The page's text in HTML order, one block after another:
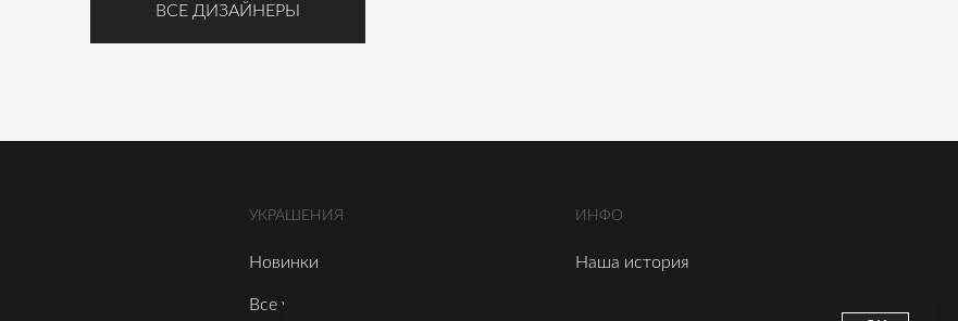
ВСЕ ДИЗАЙНЕРЫ
УКРАШЕНИЯ ИНФО
Новинки Наша история
Все украшения